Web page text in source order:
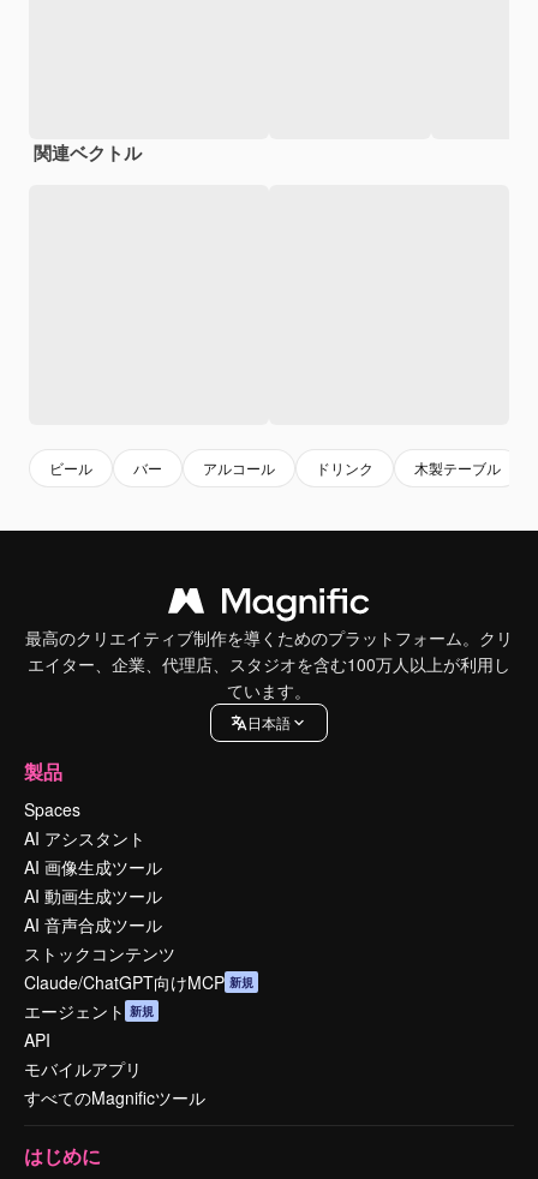
関連ベクトル
ビール バー アルコール ドリンク 木製テーブル
最高のクリエイティブ制作を導くためのプラットフォーム。クリ
エイター、企業、代理店、スタジオを含む100万人以上が利用し
ています。
日本語
製品
Spaces
AI アシスタント
AI 画像生成ツール
AI 動画生成ツール
AI 音声合成ツール
ストックコンテンツ
Claude/ChatGPT向けMCP 新規
エージェント 新規
API
モバイルアプリ
すべてのMagnificツール
はじめに